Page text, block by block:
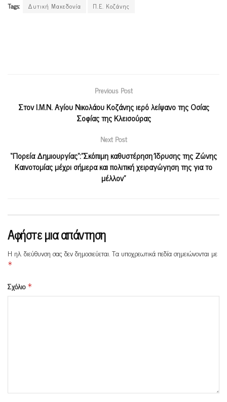
Tags: Δυτική Μακεδονία Π.Ε. Κοζάνης
Previous Post
Στον Ι.Μ.Ν. Αγίου Νικολάου Κοζάνης ιερό λείψανο της Οσίας
Σοφίας της Κλεισούρας
Next Post
“Πορεία Δημιουργίας”:”Σκόπιμη καθυστέρηση Ίδρυσης της Ζώνης
Καινοτομίας μέχρι σήμερα και πολιτική χειραγώγηση της για το
μέλλον”
Αφήστε μια απάντηση
Η ηλ. διεύθυνση σας δεν δημοσιεύεται. Τα υποχρεωτικά πεδία σημειώνονται με
*
Σχόλιο *